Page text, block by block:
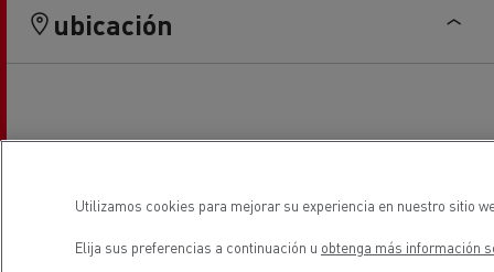
ubicación
Utilizamos cookies para mejorar su experiencia en nuestro sitio
Elija sus preferencias a continuación u obtenga más información